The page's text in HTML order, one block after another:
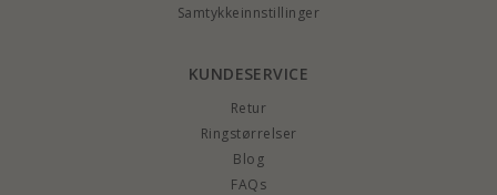
Samtykkeinnstillinger
KUNDESERVICE
Retur
Ringstørrelser
Blog
FAQs